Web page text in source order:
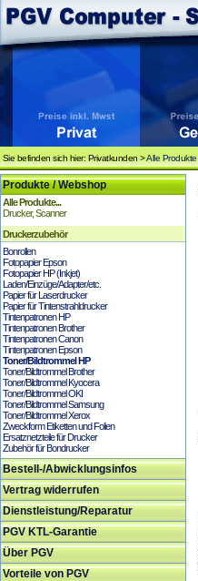
Sie befinden sich hier: Privatkunden >Alle Produkte
Produkte / Webshop
Alle Produkte...
Drucker, Scanner
Druckerzubehör
Bonrollen
Fotopapier Epson
Fotopapier HP (Inkjet)
Laden/Einzüge/Adapter/etc.
Papier für Laserdrucker
Papier für Tintenstrahldrucker
Tintenpatronen HP
Tintenpatronen Brother
Tintenpatronen Canon
Tintenpatronen Epson
Toner/Bildtrommel HP
Toner/Bildtrommel Brother
Toner/Bildtrommel Kyocera
Toner/Bildtrommel OKI
Toner/Bildtrommel Samsung
Toner/Bildtrommel Xerox
Zweckform Etiketten und Folien
Ersatznetzteile für Drucker
Zubehör für Bondrucker
Bestell-/Abwicklungsinfos
Vertrag widerrufen
Dienstleistung/Reparatur
PGV KTL-Garantie
Über PGV
Vorteile von PGV